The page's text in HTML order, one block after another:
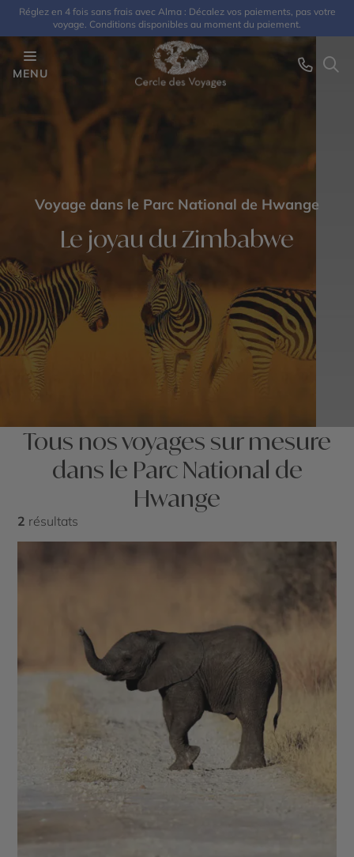
Réglez en 4 fois sans frais avec Alma : Décalez vos paiements, pas votre
voyage. Conditions disponibles au moment du paiement.
MENU
Voyage dans le Parc National de Hwange
Le joyau du Zimbabwe
Tous nos voyages sur mesure
dans le Parc National de
Hwange
2 résultats